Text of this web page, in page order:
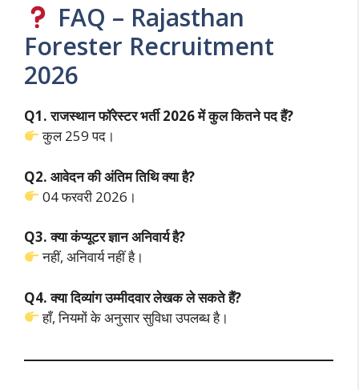
FAQ – Rajasthan
Forester Recruitment
2026
Q1. राजस्थान फॉरेस्टर भर्ती 2026 में कुल कितने पद हैं?
कुल 259 पद।
Q2. आवेदन की अंतिम तिथि क्या है?
04 फरवरी 2026।
Q3. क्या कंप्यूटर ज्ञान अनिवार्य है?
नहीं, अनिवार्य नहीं है।
Q4. क्या दिव्यांग उम्मीदवार लेखक ले सकते हैं?
हाँ, नियमों के अनुसार सुविधा उपलब्ध है।